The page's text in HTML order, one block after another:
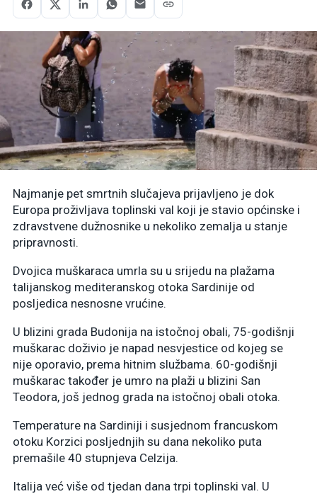
Najmanje pet smrtnih slučajeva prijavljeno je dok
Europa proživljava toplinski val koji je stavio općinske i
zdravstvene dužnosnike u nekoliko zemalja u stanje
pripravnosti.
Dvojica muškaraca umrla su u srijedu na plažama
talijanskog mediteranskog otoka Sardinije od
posljedica nesnosne vrućine.
U blizini grada Budonija na istočnoj obali, 75-godišnji
muškarac doživio je napad nesvjestice od kojeg se
nije oporavio, prema hitnim službama. 60-godišnji
muškarac također je umro na plaži u blizini San
Teodora, još jednog grada na istočnoj obali otoka.
Temperature na Sardiniji i susjednom francuskom
otoku Korzici posljednjih su dana nekoliko puta
premašile 40 stupnjeva Celzija.
Italija već više od tjedan dana trpi toplinski val. U